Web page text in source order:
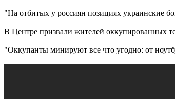
"На отбитых у россиян позициях украинские
В Центре призвали жителей оккупированных
"Оккупанты минируют все что угодно: от